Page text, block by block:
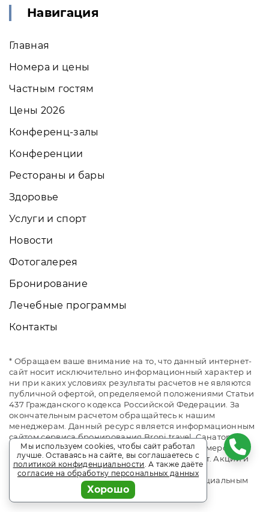
Навигация
Главная
Номера и цены
Частным гостям
Цены 2026
Конференц-залы
Конференции
Рестораны и бары
Здоровье
Услуги и спорт
Новости
Фотогалерея
Бронирование
Лечебные программы
Контакты
* Обращаем ваше внимание на то, что данный интернет-
сайт носит исключительно информационный характер и
ни при каких условиях результаты расчетов не являются
публичной офертой, определяемой положениями Статьи
437 Гражданского кодекса Российской Федерации. За
окончательным расчетом обращайтесь к нашим
менеджерам. Данный ресурс является информационным
сайтом сервиса бронирования Broni.travel. Санаторий
«им. Горького». Сайт онлайн бронирования номеров.
Актуальные цены, прайс-листы и наличие мест. Акции и
спецпредложения. Выгодное бронирование.
Индивидуальный менеджер. Не является официальным
сайтом объекта размещения.
Мы используем cookies, чтобы сайт работал
лучше. Оставаясь на сайте, вы соглашаетесь с
политикой конфиденциальности. А также даёте
согласие на обработку персональных данных
Хорошо